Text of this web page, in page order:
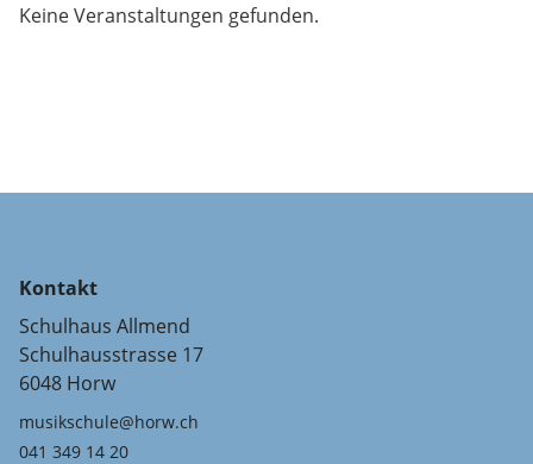
Keine Veranstaltungen gefunden.
Kontakt
Schulhaus Allmend
Schulhausstrasse 17
6048 Horw
musikschule@horw.ch
041 349 14 20